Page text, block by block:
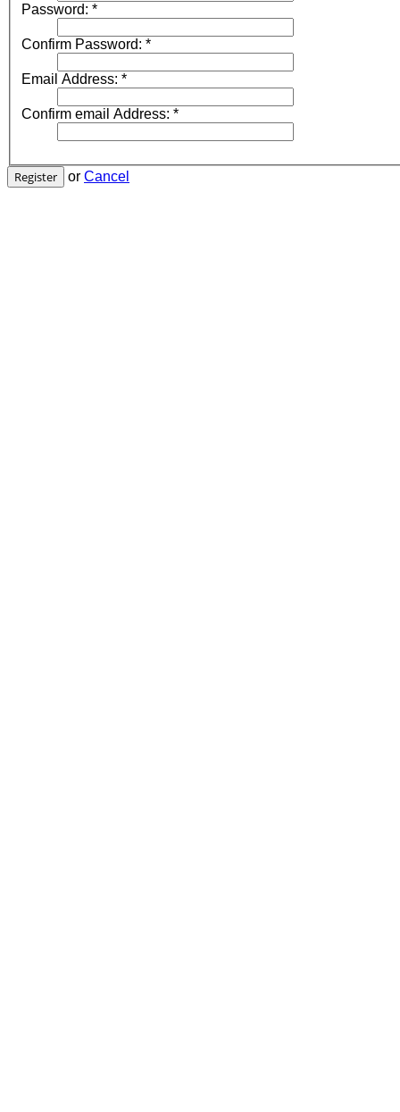
Password: *
Confirm Password: *
Email Address: *
Confirm email Address: *
Register or Cancel